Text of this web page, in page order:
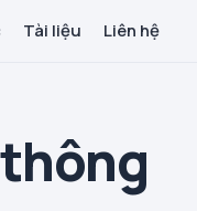
Tài liệu Liên hệ